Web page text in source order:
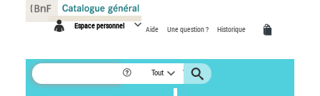
Espace personnel Aide Une question ? Historique
Tout
Panneau de gestion des cookies